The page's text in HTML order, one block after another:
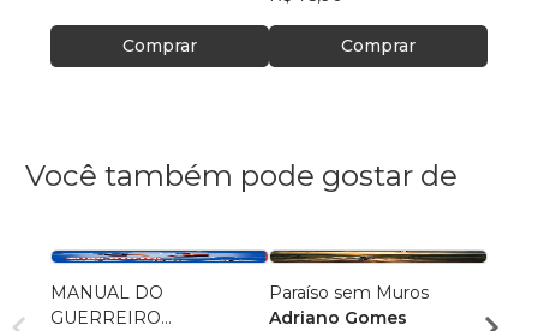
Comprar Comprar
Você também pode gostar de
MANUAL DO
GUERREIRO
Paraíso sem Muros
Adriano Gomes